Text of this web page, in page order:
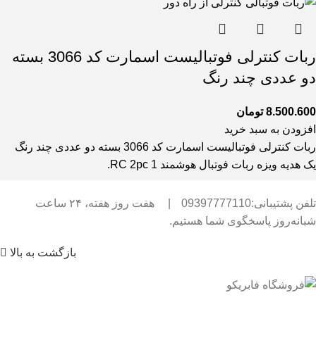
ربات کنترلی فوتبالیست اسمارت کد 3066 بسته
دو عددی چند رنگ
8.500.600 تومان
افزودن به سبد خرید
ربات کنترلی فوتبالیست اسمارت کد 3066 بسته دو عددی چند رنگ
یک هدیه ویزه ربات فوتبال هوشمند RC 2pc 1.
تلفن پشتیبانی:09397777110
هفت روز هفته، ۲۴ ساعت
شبانه‌روز پاسخگوی شما هستیم.
بازگشت به بالا